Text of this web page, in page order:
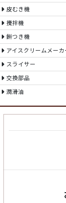
皮むき機
攪拌機
餅つき機
アイスクリームメーカ
スライサー
交換部品
潤滑油